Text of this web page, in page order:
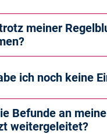
meiner
ich noch keine
Befunde an
weitergeleitet?